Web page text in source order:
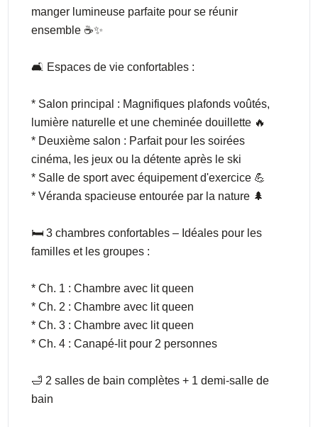
manger lumineuse parfaite pour se réunir
ensemble ☕✨
🛋️ Espaces de vie confortables :
* Salon principal : Magnifiques plafonds voûtés,
lumière naturelle et une cheminée douillette 🔥
* Deuxième salon : Parfait pour les soirées
cinéma, les jeux ou la détente après le ski
* Salle de sport avec équipement d'exercice 💪
* Véranda spacieuse entourée par la nature 🌲
🛏️ 3 chambres confortables – Idéales pour les
familles et les groupes :
* Ch. 1 : Chambre avec lit queen
* Ch. 2 : Chambre avec lit queen
* Ch. 3 : Chambre avec lit queen
* Ch. 4 : Canapé-lit pour 2 personnes
🛁 2 salles de bain complètes + 1 demi-salle de
bain